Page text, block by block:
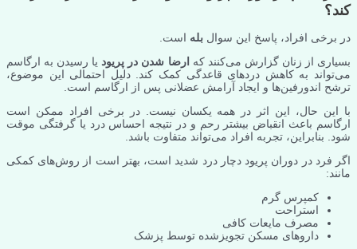
کند؟
در برخی افراد، پاسخ این سوال بله است.
بسیاری از زنان گزارش می‌کنند که ارضا شدن در پریود یا رسیدن به ارگاسم
می‌تواند به کاهش دردهای قاعدگی کمک کند. دلیل احتمالی این موضوع،
ترشح اندورفین‌ها و ایجاد آرامش عضلانی پس از ارگاسم است.
با این حال، این اثر در همه یکسان نیست. در برخی افراد ممکن است
ارگاسم باعث انقباض بیشتر رحم و در نتیجه احساس درد یا گرفتگی موقت
شود. بنابراین، تجربه افراد می‌تواند متفاوت باشد.
اگر فرد در دوران پریود دچار درد شدید است، بهتر است از روش‌های کمکی
مانند:
کمپرس گرم
استراحت
مصرف مایعات کافی
داروهای مسکن تجویز‌شده توسط پزشک